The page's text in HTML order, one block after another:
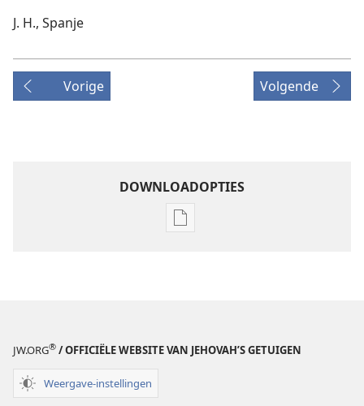
J. H., Spanje
Vorige Volgende
DOWNLOADOPTIES
Downloadopties
JW.ORG® / OFFICIËLE WEBSITE VAN JEHOVAH’S GETUIGEN
Weergave-instellingen